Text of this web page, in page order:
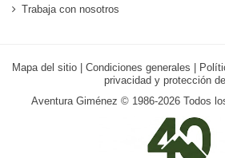
Trabaja con nosotros
Mapa del sitio | Condiciones generales |
privacidad y protección
Aventura Giménez © 1986-2026 Todos